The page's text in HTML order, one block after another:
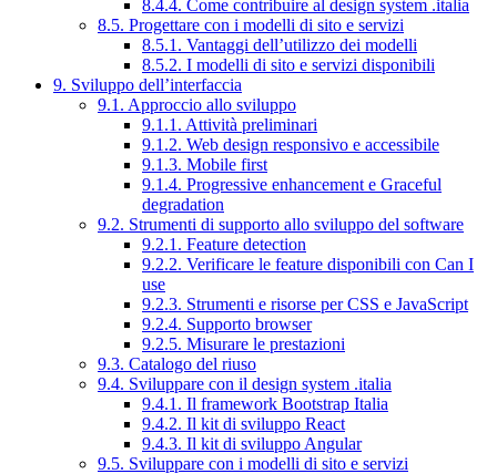
8.4.4. Come contribuire al design system .italia
8.5. Progettare con i modelli di sito e servizi
8.5.1. Vantaggi dell’utilizzo dei modelli
8.5.2. I modelli di sito e servizi disponibili
9. Sviluppo dell’interfaccia
9.1. Approccio allo sviluppo
9.1.1. Attività preliminari
9.1.2. Web design responsivo e accessibile
9.1.3. Mobile first
9.1.4. Progressive enhancement e Graceful
degradation
9.2. Strumenti di supporto allo sviluppo del software
9.2.1. Feature detection
9.2.2. Verificare le feature disponibili con Can I
use
9.2.3. Strumenti e risorse per CSS e JavaScript
9.2.4. Supporto browser
9.2.5. Misurare le prestazioni
9.3. Catalogo del riuso
9.4. Sviluppare con il design system .italia
9.4.1. Il framework Bootstrap Italia
9.4.2. Il kit di sviluppo React
9.4.3. Il kit di sviluppo Angular
9.5. Sviluppare con i modelli di sito e servizi